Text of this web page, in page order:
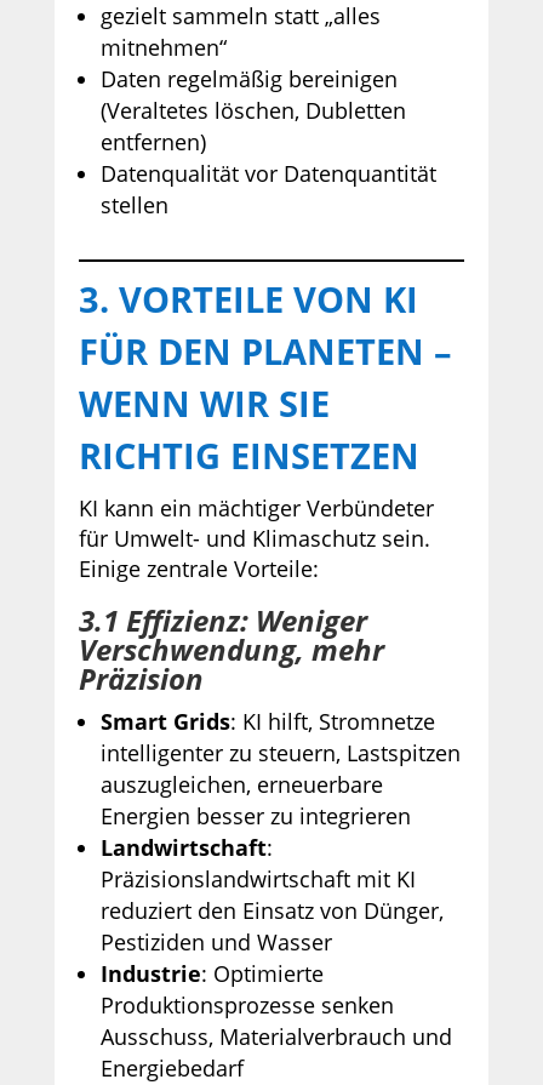
gezielt sammeln statt „alles
mitnehmen“
Daten regelmäßig bereinigen
(Veraltetes löschen, Dubletten
entfernen)
Datenqualität vor Datenquantität
stellen
3. VORTEILE VON KI
FÜR DEN PLANETEN –
WENN WIR SIE
RICHTIG EINSETZEN
KI kann ein mächtiger Verbündeter
für Umwelt- und Klimaschutz sein.
Einige zentrale Vorteile:
3.1 Effizienz: Weniger
Verschwendung, mehr
Präzision
Smart Grids: KI hilft, Stromnetze
intelligenter zu steuern, Lastspitzen
auszugleichen, erneuerbare
Energien besser zu integrieren
Landwirtschaft:
Präzisionslandwirtschaft mit KI
reduziert den Einsatz von Dünger,
Pestiziden und Wasser
Industrie: Optimierte
Produktionsprozesse senken
Ausschuss, Materialverbrauch und
Energiebedarf